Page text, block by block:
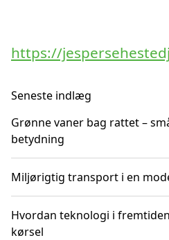
https://
Seneste indlæg
Grønne vaner bag rattet –
betydning
Miljørigtig transport i en
Hvordan teknologi i
kørsel